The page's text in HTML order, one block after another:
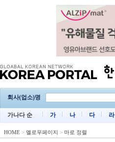
회사(업소)명
가나다 순 가 나 다 라
HOME > 옐로우페이지 > 마로 정렬